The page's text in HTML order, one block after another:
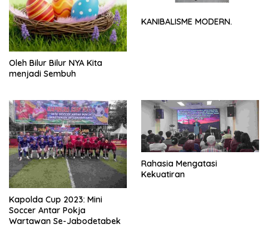
Oleh Bilur Bilur NYA Kita
menjadi Sembuh
KANIBALISME MODERN.
Kapolda Cup 2023: Mini
Soccer Antar Pokja
Wartawan Se-Jabodetabek
Rahasia Mengatasi
Kekuatiran